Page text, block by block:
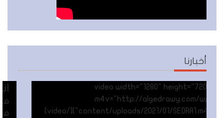
أخبارنا
[video width="1280"
m4v="http://
content/uploads/2021/01/
انشاء قطاع
فى إطار
فى مجال